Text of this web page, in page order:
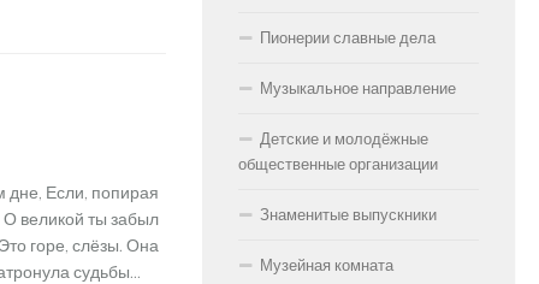
дне, Если, попирая
великой ты забыл
горе, слёзы. Она
судьбы...
Пионерии славные дела
Музыкальное направление
Детские и молодёжные
общественные организации
Знаменитые выпускники
Музейная комната